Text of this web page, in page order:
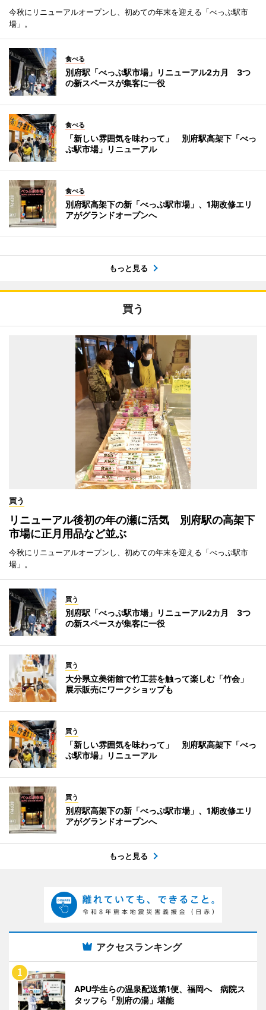
今秋にリニューアルオープンし、初めての年末を迎える「べっぷ駅市
場」。
食べる
別府駅「べっぷ駅市場」リニューアル2カ月 3つ
の新スペースが集客に一役
食べる
「新しい雰囲気を味わって」 別府駅高架下「べっ
ぷ駅市場」リニューアル
食べる
別府駅高架下の新「べっぷ駅市場」、1期改修エリ
アがグランドオープンへ
もっと見る
買う
買う
リニューアル後初の年の瀬に活気 別府駅の高架下
市場に正月用品など並ぶ
今秋にリニューアルオープンし、初めての年末を迎える「べっぷ駅市
場」。
買う
別府駅「べっぷ駅市場」リニューアル2カ月 3つ
の新スペースが集客に一役
買う
大分県立美術館で竹工芸を触って楽しむ「竹会」
展示販売にワークショップも
買う
「新しい雰囲気を味わって」 別府駅高架下「べっ
ぷ駅市場」リニューアル
買う
別府駅高架下の新「べっぷ駅市場」、1期改修エリ
アがグランドオープンへ
もっと見る
アクセスランキング
APU学生らの温泉配送第1便、福岡へ 病院ス
タッフら「別府の湯」堪能